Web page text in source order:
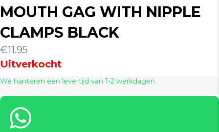
MOUTH GAG WITH NIPPLE
CLAMPS BLACK
€11.95
Uitverkocht
We hanteren een levertijd van 1-2 werkdagen